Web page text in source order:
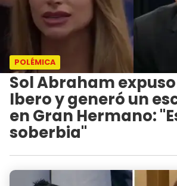
POLÉMICA
Sol Abraham
Ibero y generó un
en Gran Hermano:
soberbia"